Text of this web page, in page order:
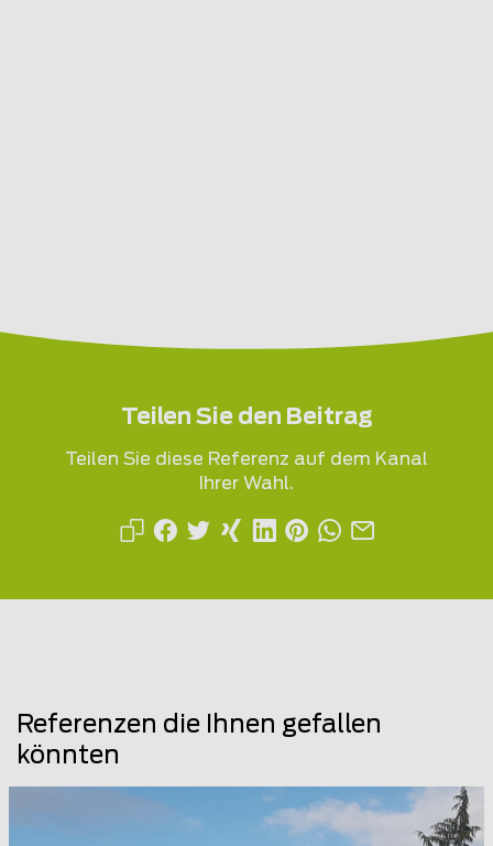
Teilen Sie den Beitrag
Teilen Sie diese Referenz auf dem Kanal
Ihrer Wahl.
Referenzen die Ihnen gefallen
könnten